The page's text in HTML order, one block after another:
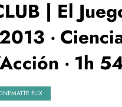
| El
‧
‧ 1h
FLIX